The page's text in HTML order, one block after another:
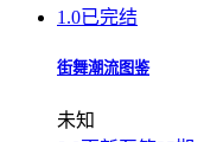
1.0已完结
街舞潮流图鉴
未知